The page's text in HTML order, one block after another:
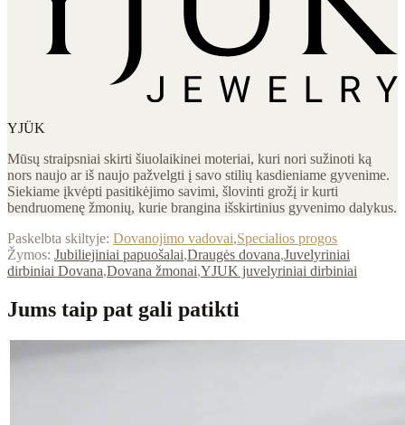
YJÜK
Mūsų straipsniai skirti šiuolaikinei moteriai, kuri nori sužinoti ką
nors naujo ar iš naujo pažvelgti į savo stilių kasdieniame gyvenime.
Siekiame įkvėpti pasitikėjimo savimi, šlovinti grožį ir kurti
bendruomenę žmonių, kurie brangina išskirtinius gyvenimo dalykus.
Paskelbta skiltyje: Dovanojimo vadovai,Specialios progos
Žymos: Jubiliejiniai papuošalai,Draugės dovana,Juvelyriniai
dirbiniai Dovana,Dovana žmonai,YJUK juvelyriniai dirbiniai
Jums taip pat gali patikti